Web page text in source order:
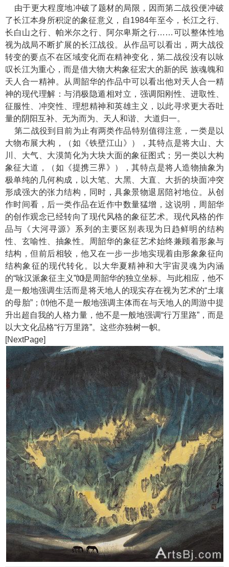
由于更大程度地冲破了题材的局限，因而第二战役便冲破
了长江本身所积淀的象征意义，自1984年至今，长江之行、
长白山之行、帕米尔之行、阿尔卑斯之行……可以整体性地
视为战局不断扩展的长江战役。从作品可以看出，两大战役
转变的要点不在区域变化而在精神变化，第二战役没有以咏
叹长江为重心，而是借大物大构象征宏大的新的民 族魂魄和
天人合一精神。从周韶华的作品中可以看出他对天人合一精
神的现代理解：与消极隐遁相对立，强调阳刚性、进取性、
征服性、冲突性、理想精神和英雄主义，以此寻求更大吞吐
量的阴阳互补、无为而为、天人和谐、大道归一。
第二战役到目前为止有两类作品特别值得注意，一类是以
大物布展大构，（如《铁壁江山》），其特点是将大山、大
川、大气、大漠简化为大块大面的象征图式；另一类以大构
象征大道，（如《提携三界》），其特点是将人造物抽象为
极单纯的几何构成，以大笔、大黑、大直、大折的块面冲突
形成强大的张力结构，同时，具象景物退居陪衬地位。从创
作时间看，后一类作品在近作中数量猛增，这说明，周韶华
的创作观念已经转向了现代风格的象征艺术。现代风格的作
品与《大河寻源》系列的主要区别表现为日趋鲜明的结构
性、玄喻性、抽象性。周韶华的象征艺术始终兼顾着形象与
结构，但前后相较，他又在一步一步地实现着由形象象征向
结构象征的现代转化。以大华夏精神和大宇宙灵魂为内涵
的“咏汉派象征主义”⑽是周韶华的独立坐标。与此相应，他不
是一般地强调生活而是将天地人的现实存在视为艺术的“土壤
的母胎”；⑾他不是一般地强调主体而在与天地人的周游中提
升出超自我的人格力量，他不是一般地强调“行万里路”，而是
以大文化品格“行万里路”。这些亦独树一帜。
[NextPage]